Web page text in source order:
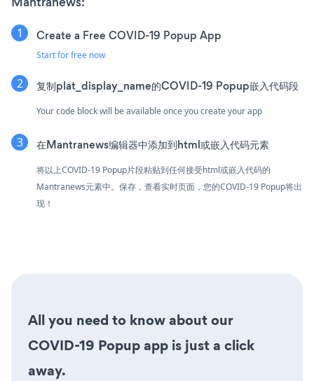
Create a Free COVID-19 Popup App
Start for free now
复制plat_display_name的COVID-19 Popup嵌入代码段
Your code block will be available once you create your app
在Mantranews编辑器中添加到html或嵌入代码元素
将以上COVID-19 Popup片段粘贴到任何接受html或嵌入代码的
Mantranews元素中。保存，查看实时页面，您的COVID-19 Popup将出
现！
All you need to know about our
COVID-19 Popup app is just a click
away.